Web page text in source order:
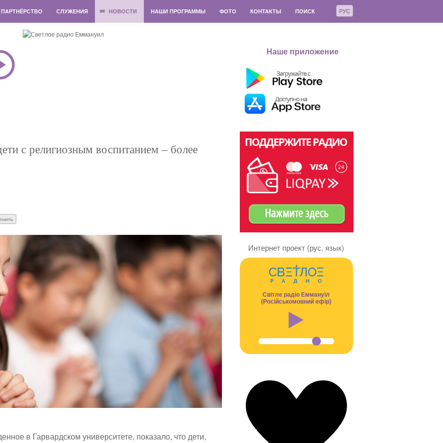
РУС
ПАРТНЁРСТВО СЛУЖЕНИЯ НОВОСТИ НАШИ ПРОГРАММЫ ФОТО КОНТАКТЫ ПОИСК
Наше приложение
с религиозным воспитанием – более
в Гарвардском университете, показало, что дети,
Интернет проект (рус. язык)
Світле радіо Еммануїл
(Російськомовний ефір)